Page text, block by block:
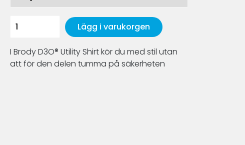
Lägg i varukorgen
I Brody D3O® Utility Shirt kör du med stil utan
att för den delen tumma på säkerheten